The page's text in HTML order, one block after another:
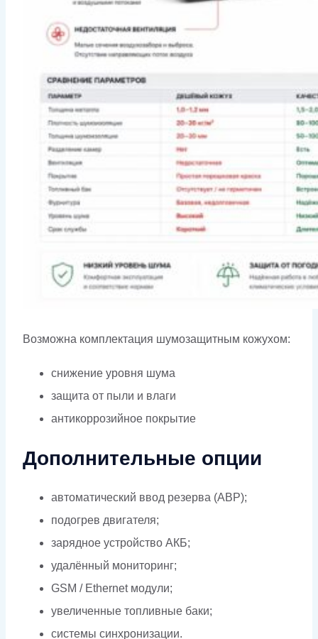
Возможна комплектация шумозащитным кожухом:
снижение уровня шума
защита от пыли и влаги
антикоррозийное покрытие
Дополнительные опции
автоматический ввод резерва (АВР);
подогрев двигателя;
зарядное устройство АКБ;
удалённый мониторинг;
GSM / Ethernet модули;
увеличенные топливные баки;
системы синхронизации.